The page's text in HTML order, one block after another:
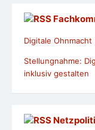
Digitale Ohnmacht
Stellungnahme:
inklusiv gestalten